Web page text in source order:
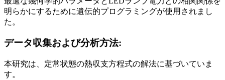
明らかにするために遺伝的プログラミングが使用されまし
た。
データ収集および分析方法:
本研究は、定常状態の熱収支方程式の解法に基づいていま
す。